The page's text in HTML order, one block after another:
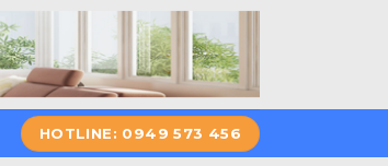
HOTLINE: 0949 573 456